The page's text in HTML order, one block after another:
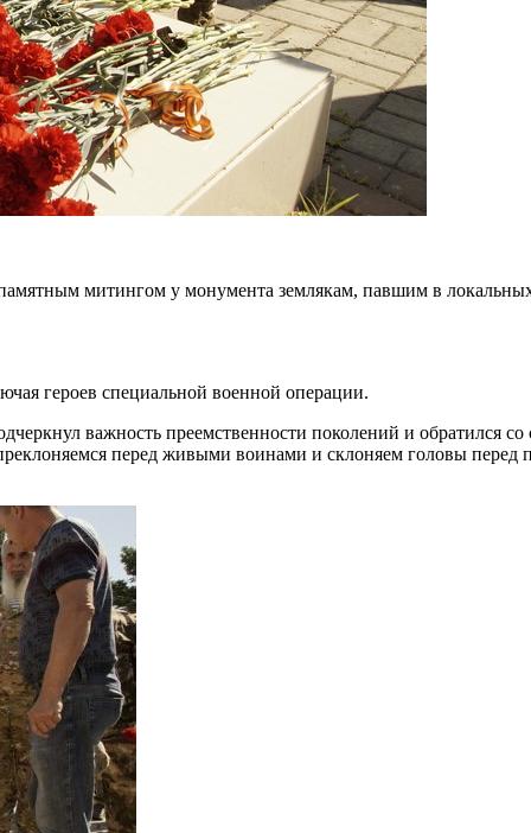
митингом у монумента землякам, павшим в
героев специальной военной операции.
важность преемственности поколений и обратился
перед живыми воинами и склоняем головы